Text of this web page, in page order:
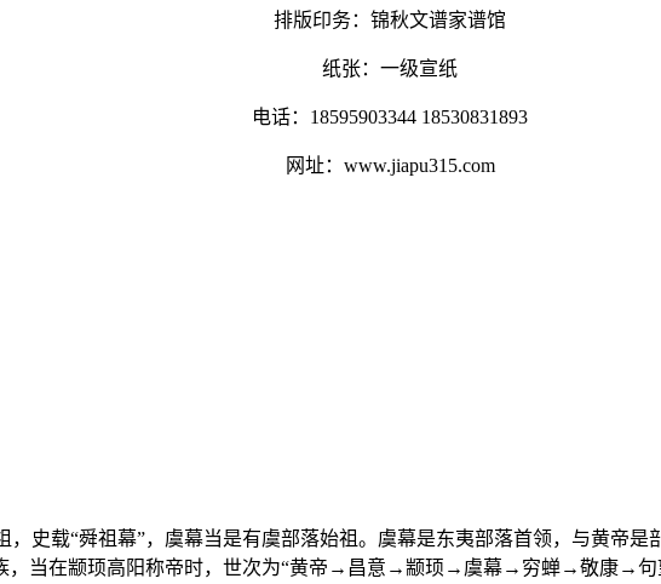
排版印务：锦秋文谱家谱馆
纸张：一级宣纸
电话：18595903344 18530831893
网址：www.jiapu315.com
史载“舜祖幕”，虞幕当是有虞部落始祖。虞幕是东夷部落首领，与黄帝
，当在颛顼高阳称帝时，世次为“黄帝→昌意→颛顼→虞幕→穷蝉→敬康→